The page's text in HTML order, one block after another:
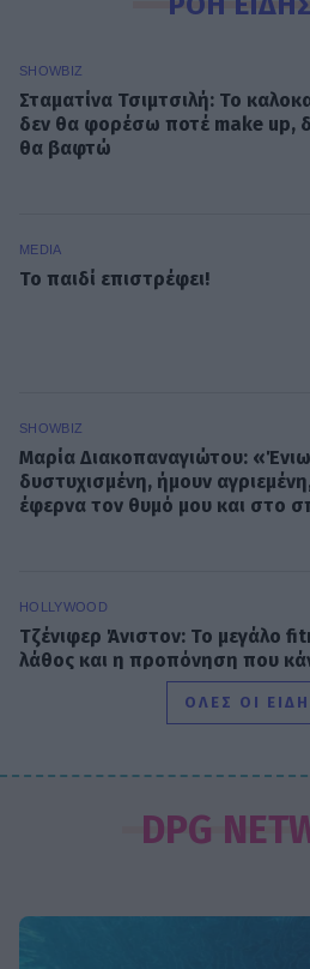
SHOWBIZ
Σταματίνα Τσιμτσιλή: Το
δεν θα φορέσω ποτέ make up,
θα βαφτώ
MEDIA
Το παιδί επιστρέφει!
SHOWBIZ
Μαρία Διακοπαναγιώτου:
δυστυχισμένη, ήμουν
έφερνα τον θυμό μου και στο
HOLLYWOOD
Τζένιφερ Άνιστον: Το μεγάλο
λάθος και η προπόνηση που
και έχει αλλάξει το σώμα της
Χριστίνα Τσάφου: «Γερνάω,
από την άλλη είμαι και καλά
ΟΛΕΣ ΟΙ
DPG